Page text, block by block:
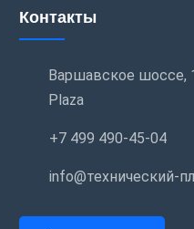
Контакты
Варшавское шоссе,
Plaza
+7 499 490-45-04
info@технический-